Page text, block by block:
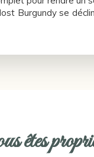
Burgundy se
êtes